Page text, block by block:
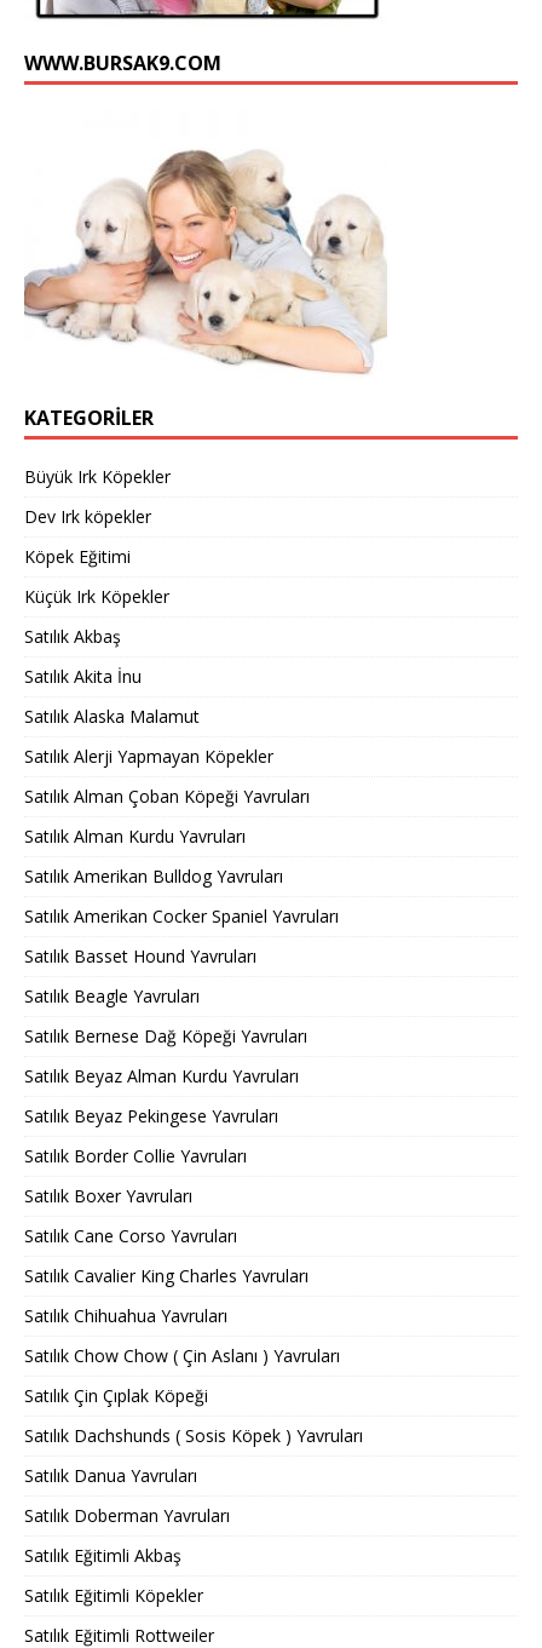
n
e
WWW.BURSAK9.COM
KATEGORILER
Büyük Irk Köpekler
Dev Irk köpekler
Köpek Eğitimi
Küçük Irk Köpekler
Satılık Akbaş
Satılık Akita İnu
Satılık Alaska Malamut
Satılık Alerji Yapmayan Köpekler
Satılık Alman Çoban Köpeği Yavruları
Satılık Alman Kurdu Yavruları
Satılık Amerikan Bulldog Yavruları
Satılık Amerikan Cocker Spaniel Yavruları
Satılık Basset Hound Yavruları
Satılık Beagle Yavruları
Satılık Bernese Dağ Köpeği Yavruları
Satılık Beyaz Alman Kurdu Yavruları
Satılık Beyaz Pekingese Yavruları
Satılık Border Collie Yavruları
Satılık Boxer Yavruları
Satılık Cane Corso Yavruları
Satılık Cavalier King Charles Yavruları
Satılık Chihuahua Yavruları
Satılık Chow Chow ( Çin Aslanı ) Yavruları
Satılık Çin Çıplak Köpeği
Satılık Dachshunds ( Sosis Köpek ) Yavruları
Satılık Danua Yavruları
Satılık Doberman Yavruları
Satılık Eğitimli Akbaş
Satılık Eğitimli Köpekler
Satılık Eğitimli Rottweiler